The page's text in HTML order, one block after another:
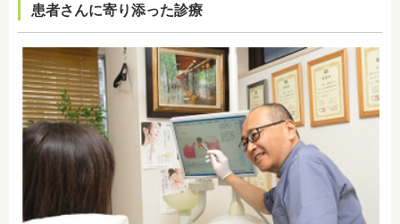
患者さんに寄り添った診療